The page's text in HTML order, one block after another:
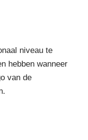
niveau te
hebben wanneer
van de